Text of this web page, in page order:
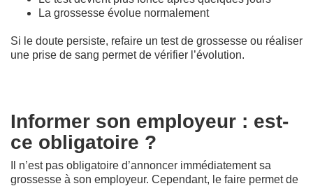
La grossesse évolue normalement
Si le doute persiste, refaire un test de grossesse ou réaliser
une prise de sang permet de vérifier l’évolution.
Informer son employeur : est-
ce obligatoire ?
Il n’est pas obligatoire d’annoncer immédiatement sa
grossesse à son employeur. Cependant, le faire permet de